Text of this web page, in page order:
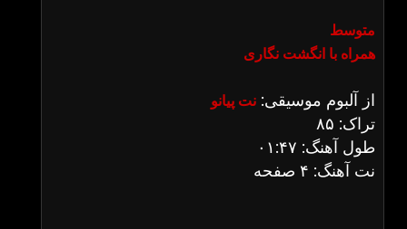
متوسط
همراه با انگشت نگاری
از آلبوم موسیقی: نت پیانو
تراک: ۸۵
طول آهنگ: ۰۱:۴۷
نت آهنگ: ۴ صفحه